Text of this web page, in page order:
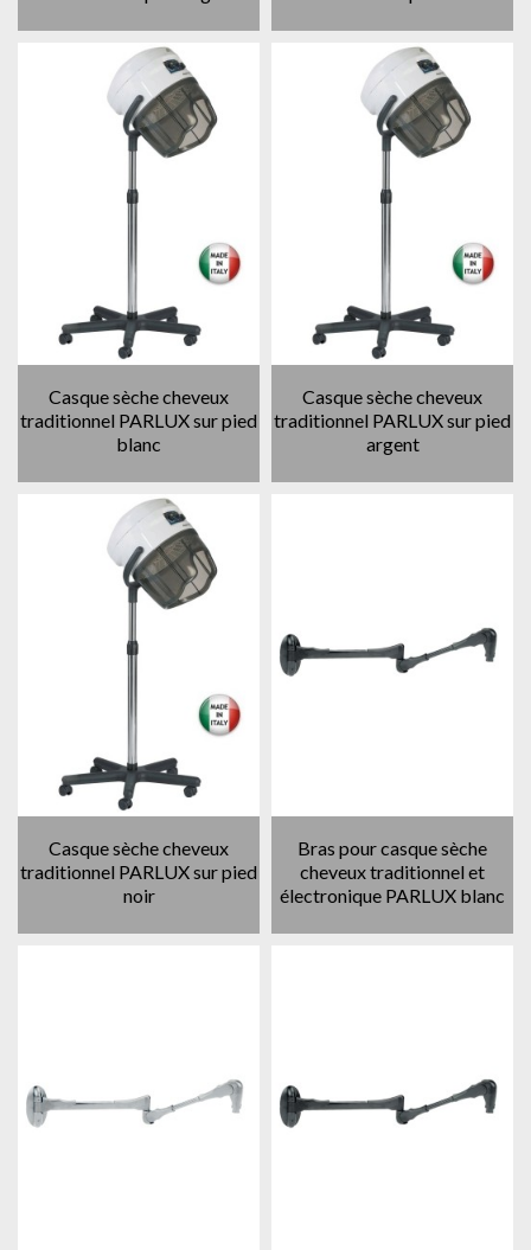
Casque sèche cheveux
traditionnel PARLUX sur pied
blanc
Casque sèche cheveux
traditionnel PARLUX sur pied
argent
Casque sèche cheveux
traditionnel PARLUX sur pied
noir
Bras pour casque sèche
cheveux traditionnel et
électronique PARLUX blanc